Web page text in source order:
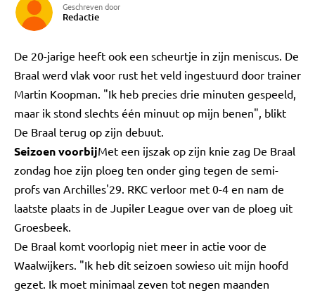
Geschreven door
Redactie
De 20-jarige heeft ook een scheurtje in zijn meniscus. De
Braal werd vlak voor rust het veld ingestuurd door trainer
Martin Koopman. "Ik heb precies drie minuten gespeeld,
maar ik stond slechts één minuut op mijn benen", blikt
De Braal terug op zijn debuut.
Seizoen voorbijMet een ijszak op zijn knie zag De Braal
zondag hoe zijn ploeg ten onder ging tegen de semi-
profs van Archilles'29. RKC verloor met 0-4 en nam de
laatste plaats in de Jupiler League over van de ploeg uit
Groesbeek.
De Braal komt voorlopig niet meer in actie voor de
Waalwijkers. "Ik heb dit seizoen sowieso uit mijn hoofd
gezet. Ik moet minimaal zeven tot negen maanden